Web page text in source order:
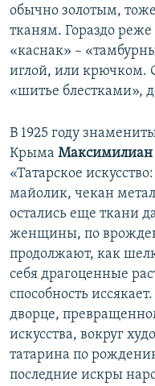
обычно золотым,
тканям. Гораздо
«каснак» –
иглой, или крючком.
«шитье блестками»,
В 1925 году
Крыма
«Татарское
майолик, чекан
остались еще ткани
женщины, по
продолжают, как
себя драгоценные
способность
дворце,
искусства, вокруг
татарина по
последние искры